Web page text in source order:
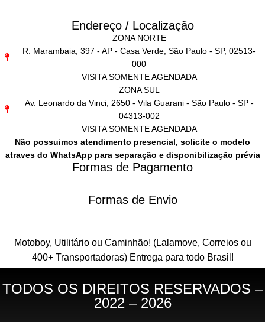
Endereço / Localização
ZONA NORTE
R. Marambaia, 397 - AP - Casa Verde, São Paulo - SP, 02513-
000
VISITA SOMENTE AGENDADA
ZONA SUL
Av. Leonardo da Vinci, 2650 - Vila Guarani - São Paulo - SP -
04313-002
VISITA SOMENTE AGENDADA
Não possuimos atendimento presencial, solicite o modelo
atraves do WhatsApp para separação e disponibilização prévia
Formas de Pagamento
Formas de Envio
Motoboy, Utilitário ou Caminhão! (Lalamove, Correios ou
400+ Transportadoras) Entrega para todo Brasil!
TODOS OS DIREITOS RESERVADOS –
2022 – 2026